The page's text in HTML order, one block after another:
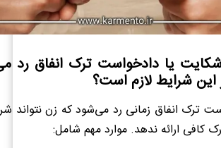
یا دادخواست ترک انفاق رد
شرایط لازم است؟
ترک انفاق زمانی رد می‌شود که زن نتواند
کافی ارائه ندهد. موارد مهم شامل: